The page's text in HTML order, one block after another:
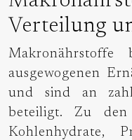
Verteilung
ausgewogenen
und sind an
beteiligt. Zu den
Kohlenhydrate,